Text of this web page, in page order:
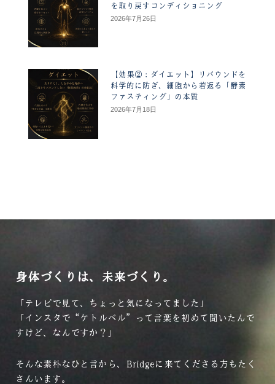
を取り戻すコンディショニング
2026年7月26日
【効果②：ダイエット】リバウンドを
科学的に防ぎ、細胞から若返る「酵素
ファスティング」の本質
2026年7月18日
身体づくりは、未来づくり。
「テレビで見て、ちょっと気になってました」
「インスタで“ケトルベル”って言葉を初めて聞いたんで
すけど、なんですか？」
そんな素朴なひと言から、Bridgeに来てくださる方もたく
さんいます。